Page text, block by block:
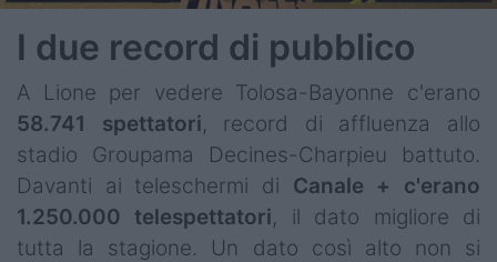
I due record di pubblico
A Lione per vedere Tolosa-Bayonne c'erano
58.741 spettatori, record di affluenza allo
stadio Groupama Decines-Charpieu battuto.
Davanti ai teleschermi di Canale + c'erano
1.250.000 telespettatori, il dato migliore di
tutta la stagione. Un dato così alto non si